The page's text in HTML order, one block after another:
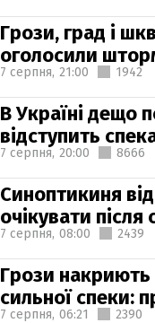
Грози, град і
оголосили
7 серпня, 21:00 1942
В Україні дещо
відступить
7 серпня, 20:00 8666
Синоптикиня
очікувати після
7 серпня, 08:00 2439
Грози накриють
сильної спеки:
7 серпня, 06:21 2390